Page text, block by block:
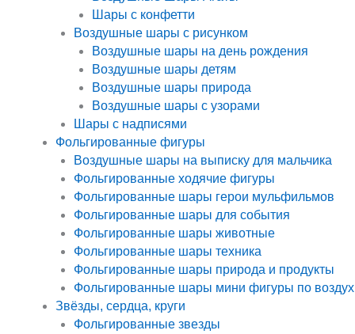
Шары с конфетти
Воздушные шары с рисунком
Воздушные шары на день рождения
Воздушные шары детям
Воздушные шары природа
Воздушные шары с узорами
Шары с надписями
Фольгированные фигуры
Воздушные шары на выписку для мальчика
Фольгированные ходячие фигуры
Фольгированные шары герои мульфильмов
Фольгированные шары для события
Фольгированные шары животные
Фольгированные шары техника
Фольгированные шары природа и продукты
Фольгированные шары мини фигуры по воздух
Звёзды, сердца, круги
Фольгированные звезды